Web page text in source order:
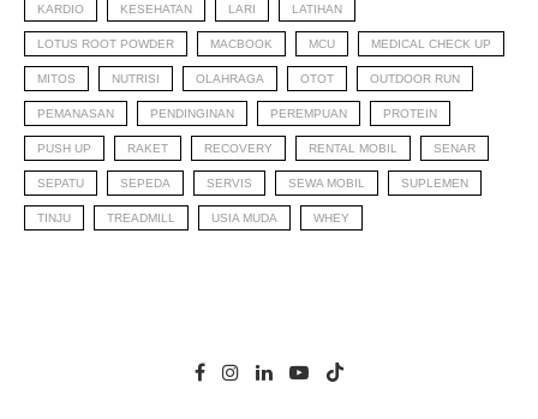
KARDIO KESEHATAN LARI LATIHAN
LOTUS ROOT POWDER MACBOOK MCU MEDICAL CHECK UP
MITOS NUTRISI OLAHRAGA OTOT OUTDOOR RUN
PEMANASAN PENDINGINAN PEREMPUAN PROTEIN
PUSH UP RAKET RECOVERY RENTAL MOBIL SENAR
SEPATU SEPEDA SERVIS SEWA MOBIL SUPLEMEN
TINJU TREADMILL USIA MUDA WHEY